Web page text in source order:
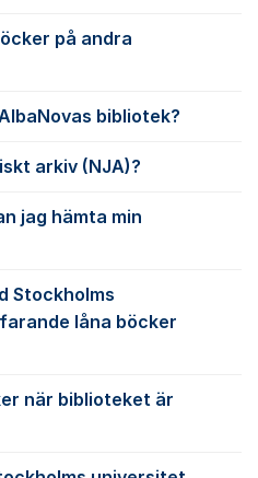
på andra
bibliotek?
arkiv (NJA)?
jag hämta min
Stockholms
låna böcker
när biblioteket är